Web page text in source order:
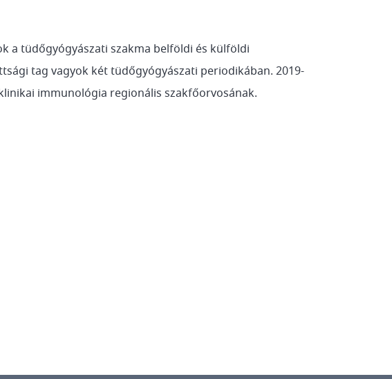
a tüdőgyógyászati szakma belföldi és külföldi
tag vagyok két tüdőgyógyászati periodikában. 2019-
immunológia regionális szakfőorvosának.